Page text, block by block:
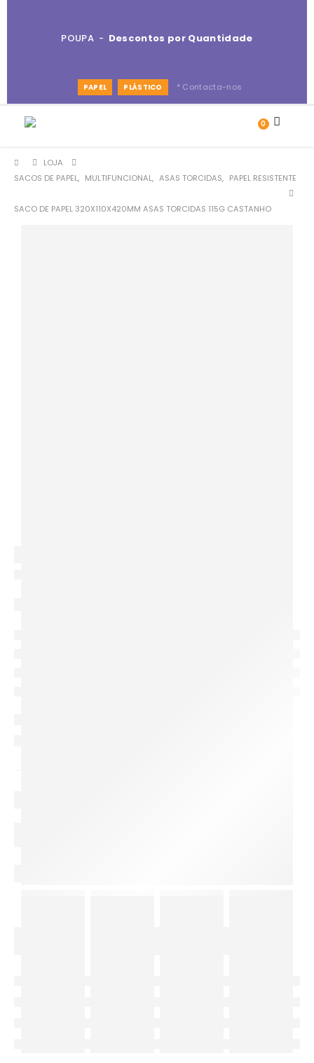
POUPA - Descontos por Quantidade
PAPEL PLÁSTICO * Contacta-nos
0
LOJA
SACOS DE PAPEL, MULTIFUNCIONAL, ASAS TORCIDAS, PAPEL RESISTENTE
SACO DE PAPEL 320X110X420MM ASAS TORCIDAS 115G CASTANHO